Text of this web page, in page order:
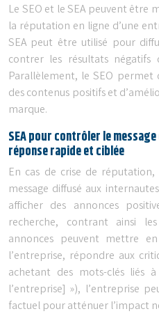
Le SEO et le SEA peuvent être
la réputation en ligne d’une
SEA peut être utilisé pour
contrer les résultats négatifs
Parallèlement, le SEO
des contenus positifs et
marque.
SEA pour contrôler le
réponse rapide et ciblée
En cas de crise de
message diffusé aux
afficher des annonces
recherche, contrant ainsi
annonces peuvent mettre
l’entreprise, répondre aux
achetant des mots-clés liés
l’entreprise] »), l’entreprise
factuel pour atténuer l’impact